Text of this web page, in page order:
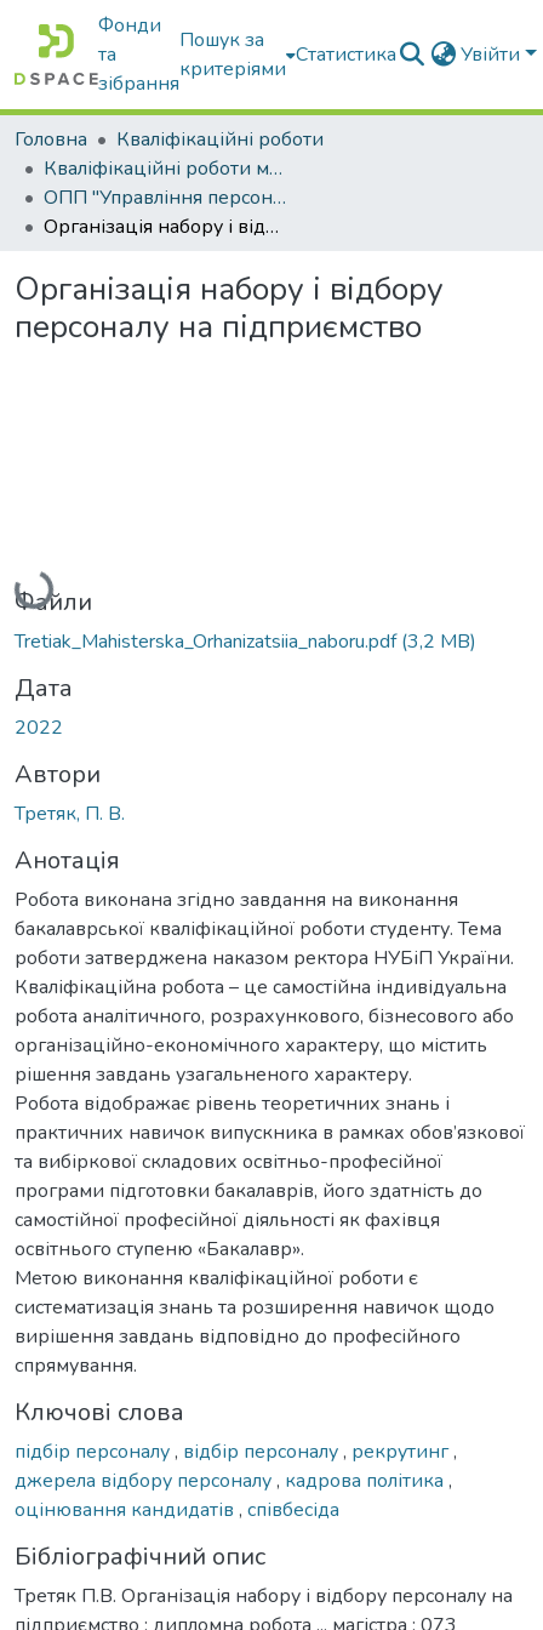
Фонди
та
зібрання
Пошук за
критеріями
Статистика Увійти
Головна
Кваліфікаційні роботи
Кваліфікаційні роботи магістрів
ОПП "Управління персоналом"
Організація набору і відбору персоналу на підприємство
Організація набору і відбору
персоналу на підприємство
Вантажиться...
Файли
Tretiak_Мahisterska_Orhanizatsiia_naboru.pdf(3,2 MB)
Дата
2022
Автори
Третяк, П. В.
Анотація
Робота виконана згідно завдання на виконання
бакалаврської кваліфікаційної роботи студенту. Тема
роботи затверджена наказом ректора НУБіП України.
Кваліфікаційна робота – це самостійна індивідуальна
робота аналітичного, розрахункового, бізнесового або
організаційно-економічного характеру, що містить
рішення завдань узагальненого характеру.
Робота відображає рівень теоретичних знань і
практичних навичок випускника в рамках обов’язкової
та вибіркової складових освітньо-професійної
програми підготовки бакалаврів, його здатність до
самостійної професійної діяльності як фахівця
освітнього ступеню «Бакалавр».
Метою виконання кваліфікаційної роботи є
систематизація знань та розширення навичок щодо
вирішення завдань відповідно до професійного
спрямування.
Ключові слова
підбір персоналу, відбір персоналу, рекрутинг,
джерела відбору персоналу, кадрова політика ,
оцінювання кандидатів , співбесіда
Бібліографічний опис
Третяк П.В. Організація набору і відбору персоналу на